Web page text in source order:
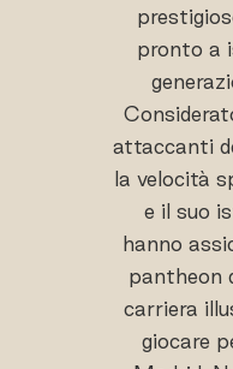
pronto a
attaccanti
la velocità
e il suo
hanno
pantheon
carriera
giocare